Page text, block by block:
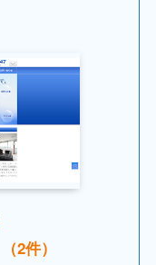
（2件）